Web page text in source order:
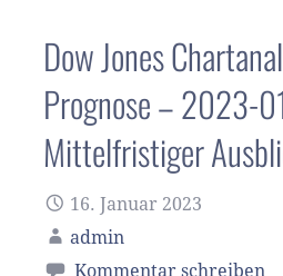
Dow Jones
Prognose – 2023-
Mittelfristiger
16. Januar 2023
admin
Kommentar schreiben